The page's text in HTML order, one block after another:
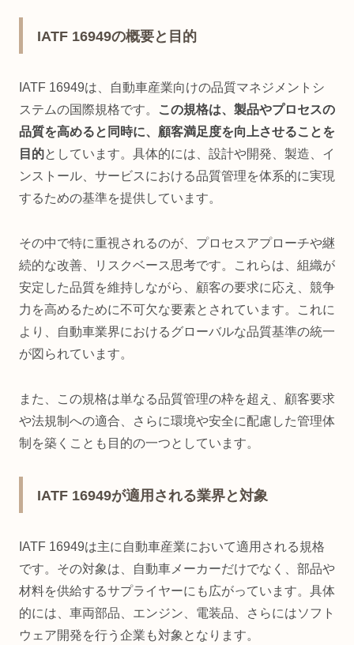
IATF 16949の概要と目的
IATF 16949は、自動車産業向けの品質マネジメントシ
ステムの国際規格です。
この規格は、製品やプロセスの
品質を高めると同時に、顧客満足度を向上させることを
目的としています。具体的には、設計や開発、製造、イ
ンストール、サービスにおける品質管理を体系的に実現
するための基準を提供しています。
その中で特に重視されるのが、プロセスアプローチや継
続的な改善、リスクベース思考です。これらは、組織が
安定した品質を維持しながら、顧客の要求に応え、競争
力を高めるために不可欠な要素とされています。これに
より、自動車業界におけるグローバルな品質基準の統一
が図られています。
また、この規格は単なる品質管理の枠を超え、顧客要求
や法規制への適合、さらに環境や安全に配慮した管理体
制を築くことも目的の一つとしています。
IATF 16949が適用される業界と対象
IATF 16949は主に自動車産業において適用される規格
です。その対象は、自動車メーカーだけでなく、部品や
材料を供給するサプライヤーにも広がっています。具体
的には、車両部品、エンジン、電装品、さらにはソフト
ウェア開発を行う企業も対象となります。